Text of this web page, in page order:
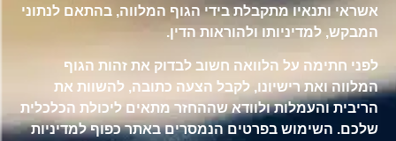
אשראי ותנאיו מתקבלת בידי הגוף המלווה, בהתאם לנתוני
המבקש, למדיניותו ולהוראות הדין.
לפני חתימה על הלוואה חשוב לבדוק את זהות הגוף
המלווה ואת רישיונו, לקבל הצעה כתובה, להשוות את
הריבית והעמלות ולוודא שההחזר מתאים ליכולת הכלכלית
שלכם. השימוש בפרטים הנמסרים באתר כפוף למדיניות